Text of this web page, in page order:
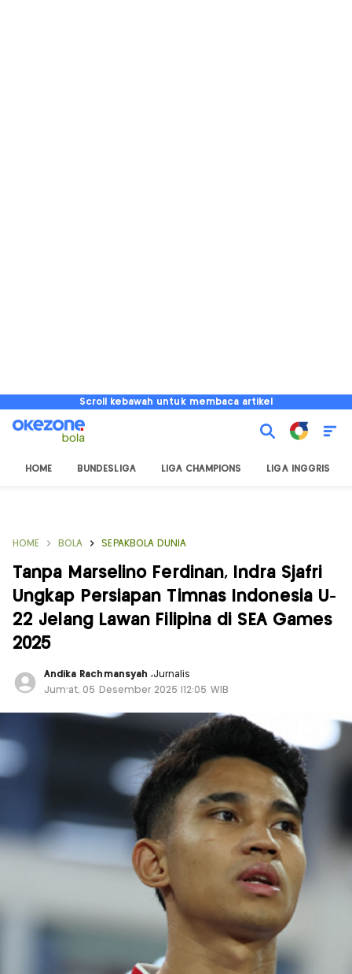
Scroll kebawah untuk membaca artikel
HOME BUNDESLIGA LIGA CHAMPIONS LIGA INGGRIS
HOME BOLA SEPAKBOLA DUNIA
Tanpa Marselino Ferdinan, Indra Sjafri
Ungkap Persiapan Timnas Indonesia U-
22 Jelang Lawan Filipina di SEA Games
2025
Andika Rachmansyah ,Jurnalis
Jum'at, 05 Desember 2025 |12:05 WIB